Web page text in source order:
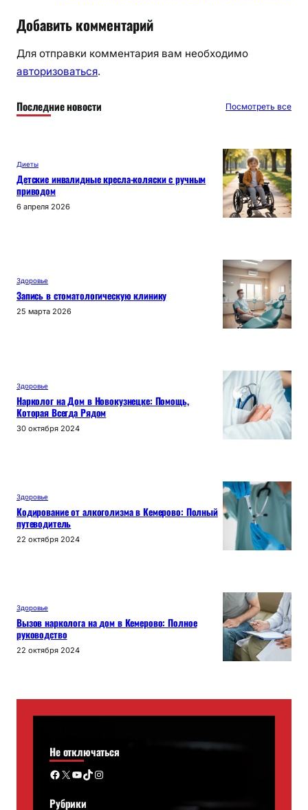
Добавить комментарий
Для отправки комментария вам необходимо
авторизоваться.
Последние новости Посмотреть все
Диеты
Детские инвалидные кресла-коляски с ручным
приводом
6 апреля 2026
Здоровье
Запись в стоматологическую клинику
25 марта 2026
Здоровье
Нарколог на Дом в Новокузнецке: Помощь,
Которая Всегда Рядом
30 октября 2024
Здоровье
Кодирование от алкоголизма в Кемерово: Полный
путеводитель
22 октября 2024
Здоровье
Вызов нарколога на дом в Кемерово: Полное
руководство
22 октября 2024
Не отключаться
Facebook X YouTube TikTok Instagram
Рубрики